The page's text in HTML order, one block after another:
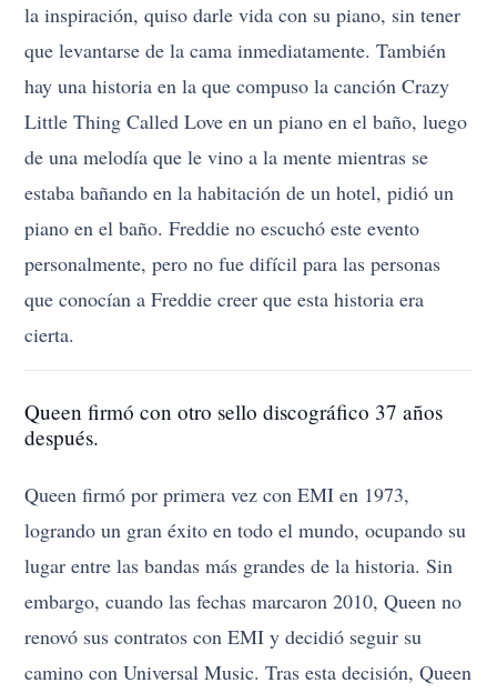
la inspiración, quiso darle vida con su piano, sin tener
que levantarse de la cama inmediatamente. También
hay una historia en la que compuso la canción Crazy
Little Thing Called Love en un piano en el baño, luego
de una melodía que le vino a la mente mientras se
estaba bañando en la habitación de un hotel, pidió un
piano en el baño. Freddie no escuchó este evento
personalmente, pero no fue difícil para las personas
que conocían a Freddie creer que esta historia era
cierta.
Queen firmó con otro sello discográfico 37 años
después.
Queen firmó por primera vez con EMI en 1973,
logrando un gran éxito en todo el mundo, ocupando su
lugar entre las bandas más grandes de la historia. Sin
embargo, cuando las fechas marcaron 2010, Queen no
renovó sus contratos con EMI y decidió seguir su
camino con Universal Music. Tras esta decisión, Queen